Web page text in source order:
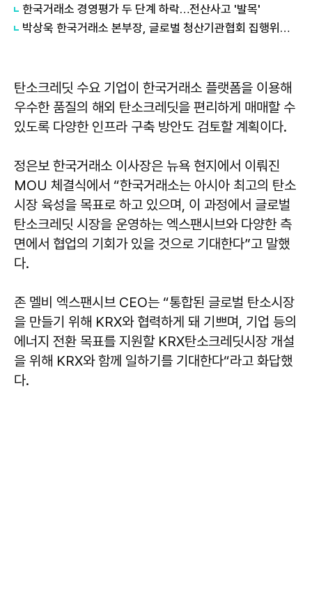
한국거래소 경영평가 두 단계 하락…전산사고 '발목'
박상욱 한국거래소 본부장, 글로벌 청산기관협회 집행위원 선출
탄소크레딧 수요 기업이 한국거래소 플랫폼을 이용해
우수한 품질의 해외 탄소크레딧을 편리하게 매매할 수
있도록 다양한 인프라 구축 방안도 검토할 계획이다.
정은보 한국거래소 이사장은 뉴욕 현지에서 이뤄진
MOU 체결식에서 “한국거래소는 아시아 최고의 탄소
시장 육성을 목표로 하고 있으며, 이 과정에서 글로벌
탄소크레딧 시장을 운영하는 엑스팬시브와 다양한 측
면에서 협업의 기회가 있을 것으로 기대한다”고 말했
다.
존 멜비 엑스팬시브 CEO는 “통합된 글로벌 탄소시장
을 만들기 위해 KRX와 협력하게 돼 기쁘며, 기업 등의
에너지 전환 목표를 지원할 KRX탄소크레딧시장 개설
을 위해 KRX와 함께 일하기를 기대한다“라고 화답했
다.